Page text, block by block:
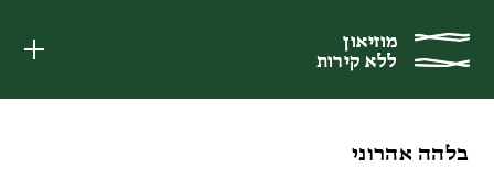
מוזיאון
ללא קירות
מוזיאון
ללא קירות
בלהה אהרוני